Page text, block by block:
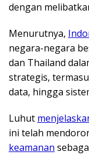
dengan
Menurutnya,
negara-negara
dan Thailand
strategis,
data, hingga
Luhut
ini telah
keamanan